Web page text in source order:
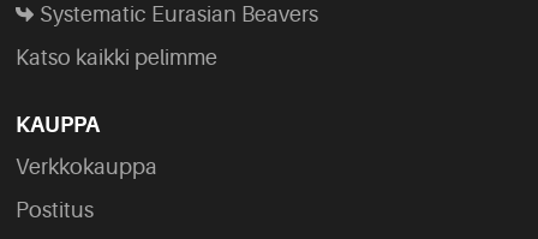
Systematic Eurasian Beavers
Katso kaikki pelimme
KAUPPA
Verkkokauppa
Postitus